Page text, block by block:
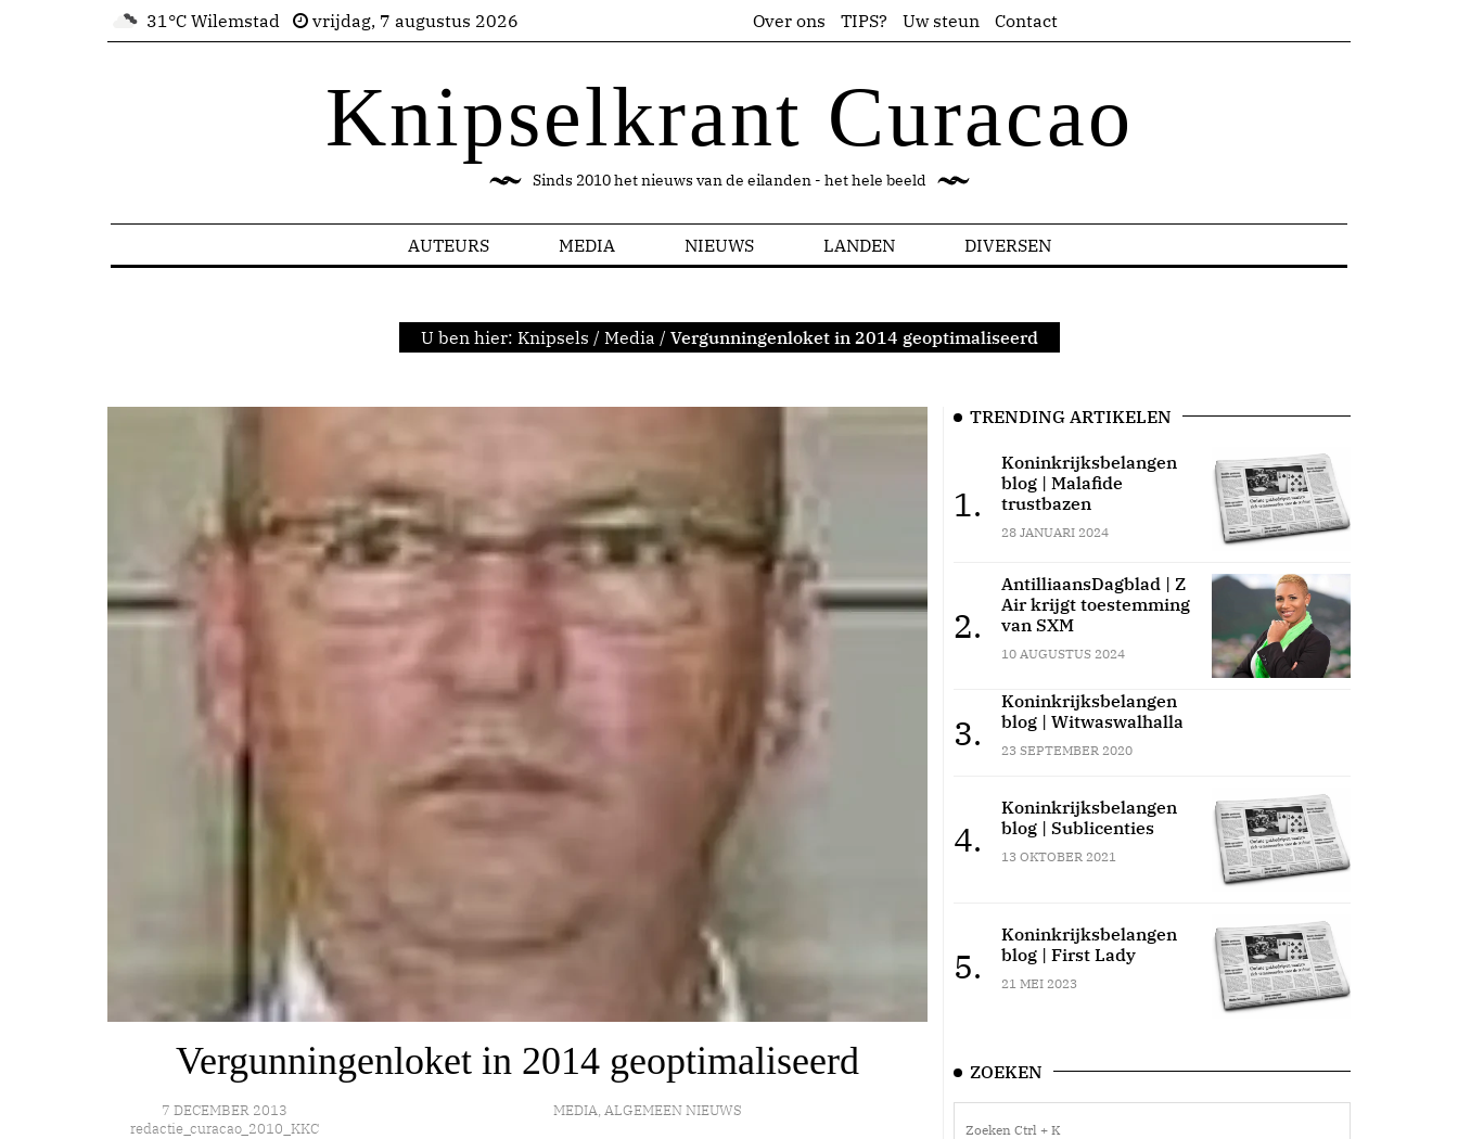
31°C Wilemstad vrijdag, 7 augustus 2026 Over ons TIPS? Uw steun Contact
Knipselkrant Curacao
Sinds 2010 het nieuws van de eilanden - het hele beeld
AUTEURS MEDIA NIEUWS LANDEN DIVERSEN
U ben hier: Knipsels / Media / Vergunningenloket in 2014 geoptimaliseerd
Vergunningenloket in 2014 geoptimaliseerd
7 DECEMBER 2013
redactie_curacao_2010_KKC
MEDIA, ALGEMEEN NIEUWS
TRENDING ARTIKELEN
1.
Koninkrijksbelangen
blog | Malafide
trustbazen
28 JANUARI 2024
2.
AntilliaansDagblad | Z
Air krijgt toestemming
van SXM
10 AUGUSTUS 2024
3.
Koninkrijksbelangen
blog | Witwaswalhalla
23 SEPTEMBER 2020
4.
Koninkrijksbelangen
blog | Sublicenties
13 OKTOBER 2021
5.
Koninkrijksbelangen
blog | First Lady
21 MEI 2023
ZOEKEN